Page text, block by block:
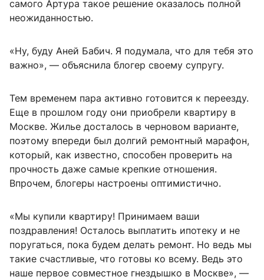
самого Артура такое решение оказалось полной
неожиданностью.
«Ну, буду Аней Бабич. Я подумала, что для тебя это
важно», — объяснила блогер своему супругу.
Тем временем пара активно готовится к переезду.
Еще в прошлом году они приобрели квартиру в
Москве. Жилье досталось в черновом варианте,
поэтому впереди был долгий ремонтный марафон,
который, как известно, способен проверить на
прочность даже самые крепкие отношения.
Впрочем, блогеры настроены оптимистично.
«Мы купили квартиру! Принимаем ваши
поздравления! Осталось выплатить ипотеку и не
поругаться, пока будем делать ремонт. Но ведь мы
такие счастливые, что готовы ко всему. Ведь это
наше первое совместное гнездышко в Москве», —